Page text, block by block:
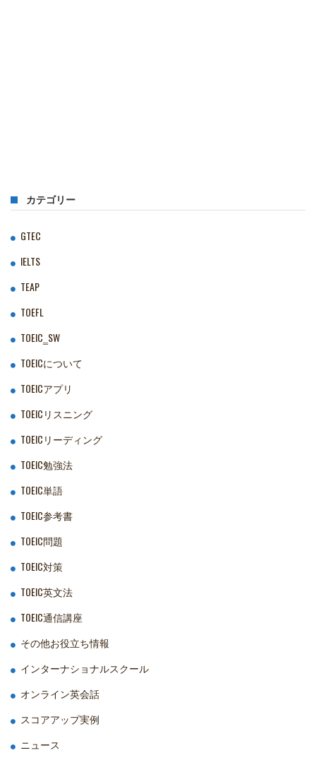
カテゴリー
GTEC
IELTS
TEAP
TOEFL
TOEIC‗SW
TOEICについて
TOEICアプリ
TOEICリスニング
TOEICリーディング
TOEIC勉強法
TOEIC単語
TOEIC参考書
TOEIC問題
TOEIC対策
TOEIC英文法
TOEIC通信講座
その他お役立ち情報
インターナショナルスクール
オンライン英会話
スコアアップ実例
ニュース